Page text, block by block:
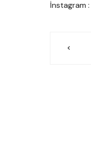
İnstagram :